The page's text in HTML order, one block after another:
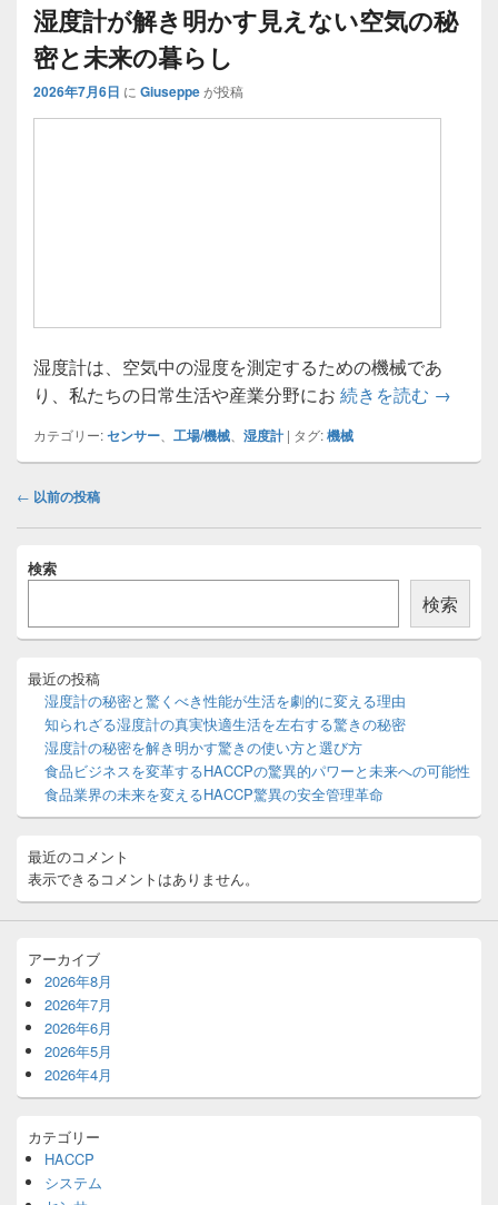
湿度計が解き明かす見えない空気の秘
密と未来の暮らし
2026年7月6日 に Giuseppeが投稿
湿度計は、空気中の湿度を測定するための機械であ
り、私たちの日常生活や産業分野にお 続きを読む 湿度計
→
カテゴリー:センサー 工場/機械 湿度計 | タグ:機械
投
ビ
ゲ
シ
ン
← 以前の投稿
イ
イ
バ
ト
リ
ア
検索
検索
最近の投稿
湿度計の秘密と驚くべき性能が生活を劇的に変える理由
知られざる湿度計の真実快適生活を左右する驚きの秘密
湿度計の秘密を解き明かす驚きの使い方と選び方
食品ビジネスを変革するHACCPの驚異的パワーと未来への可能性
食品業界の未来を変えるHACCP驚異の安全管理革命
最近のコメント
表示できるコメントはありません。
アーカイブ
2026年8月
2026年7月
2026年6月
2026年5月
2026年4月
カテゴリー
HACCP
システム